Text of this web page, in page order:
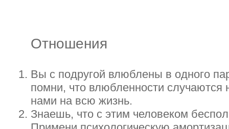
Отношения
Вы с подругой влюблены в одного
помни, что влюбленности случаются
нами на всю жизнь.
Знаешь, что с этим человеком